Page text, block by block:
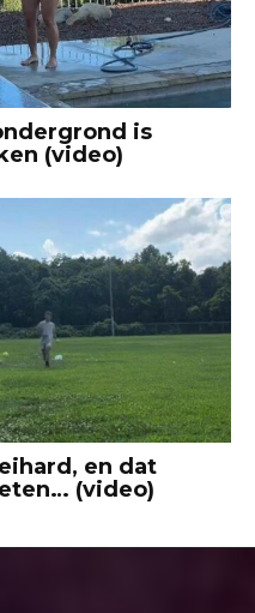
is
(video)
en dat
(video)